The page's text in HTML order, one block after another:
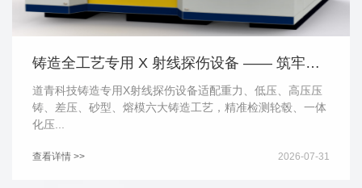
铸造全工艺专用 X 射线探伤设备 —— 筑牢铸件内部质量管控防线
道青科技铸造专用X射线探伤设备适配重力、低压、高压压
铸、差压、砂型、熔模六大铸造工艺，精准检测轮毂、一体
化压...
查看详情 >> 2026-07-31